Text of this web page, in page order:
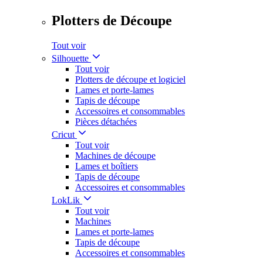
Plotters de Découpe
Tout voir
Silhouette
Tout voir
Plotters de découpe et logiciel
Lames et porte-lames
Tapis de découpe
Accessoires et consommables
Pièces détachées
Cricut
Tout voir
Machines de découpe
Lames et boîtiers
Tapis de découpe
Accessoires et consommables
LokLik
Tout voir
Machines
Lames et porte-lames
Tapis de découpe
Accessoires et consommables